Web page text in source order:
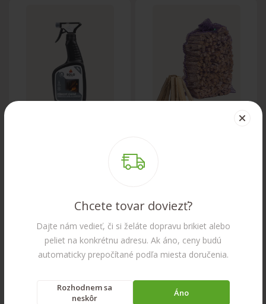
Chcete tovar doviezť?
Dajte nám vedieť, či si želáte dopravu brikiet alebo
peliet na konkrétnu adresu. Ak áno, ceny budú
automaticky prepočítané podľa miesta doručenia.
Rozhodnem sa
neskôr
Áno